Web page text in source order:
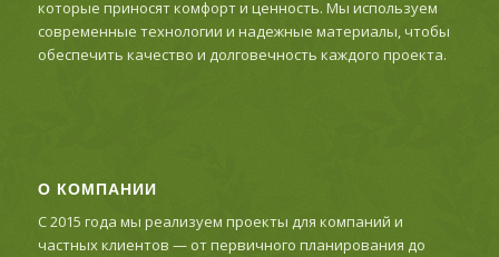
которые приносят комфорт и ценность. Мы используем
современные технологии и надежные материалы, чтобы
обеспечить качество и долговечность каждого проекта.
О КОМПАНИИ
С 2015 года мы реализуем проекты для компаний и
частных клиентов — от первичного планирования до